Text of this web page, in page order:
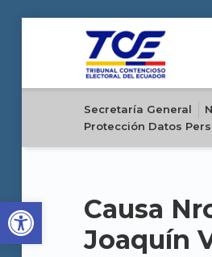
Open toolbar
Secretaría General
Protección Datos
Causa
Joaquín